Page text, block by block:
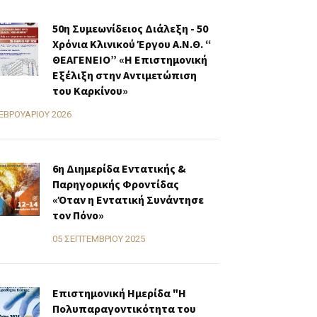
50η Συμεωνίδειος Διάλεξη - 50
Χρόνια Κλινικού Έργου Α.Ν.Θ. “
ΘΕΑΓΕΝΕΙΟ” «H Επιστημονική
Εξέλιξη στην Αντιμετώπιση
του Καρκίνου»
2026
6η Διημερίδα Εντατικής &
Παρηγορικής Φροντίδας
«Όταν η Εντατική Συνάντησε
τον Πόνο»
05 ΣΕΠΤΕΜΒΡΊΟΥ 2025
Επιστημονική Ημερίδα "Η
Πολυπαραγοντικότητα του